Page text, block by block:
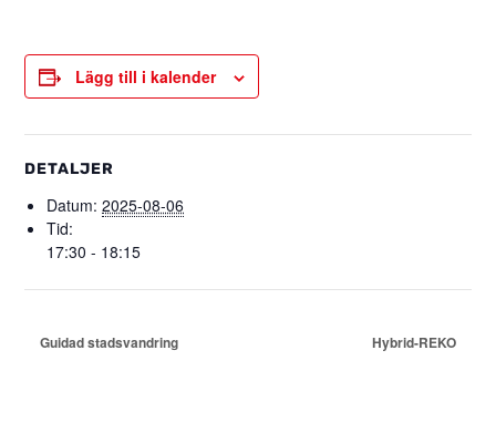
Lägg till i kalender
DETALJER
Datum: 2025-08-06
Tid:
17:30 - 18:15
Guidad stadsvandring Hybrid-REKO